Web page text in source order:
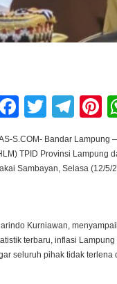
Facebook
Twitter
S.COM- Bandar Lampung
TPID Provinsi Lampung
Sambayan, Selasa (12/5/
Kurniawan,
terbaru, inflasi
seluruh pihak tidak terlena